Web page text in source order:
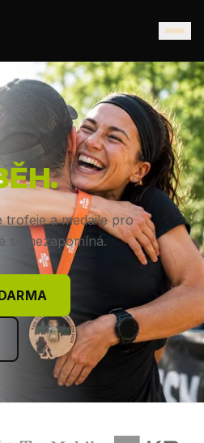
trofeje a medaile pro
se nezapomíná.